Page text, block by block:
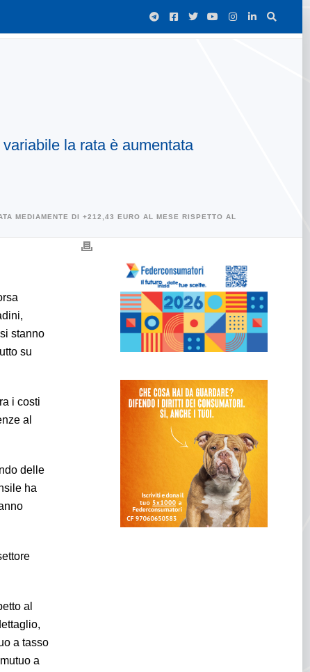
la rata è aumentata
MEDIAMENTE DI +212,43 EURO AL MESE RISPETTO AL
stanno
su
i costi
al
delle
ha
al
a tasso
a